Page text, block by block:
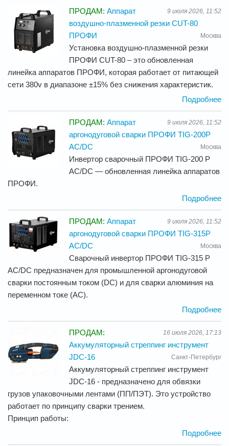
9 июля 2026, 11:52
ПРОДАМ: Аппарат
воздушно-плазменной резки CUT-80
ПРОФИ
Москва
Установка воздушно-плазменной резки
ПРОФИ CUT-80 – это обновленная
линейка аппаратов ПРОФИ, которая работает от питающей
сети 380v в диапазоне ±15% без снижения характеристик.
Подробнее
9 июля 2026, 11:52
ПРОДАМ: Аппарат
аргонодуговой сварки ПРОФИ TIG-200P
AC/DC
Москва
Инвертор сварочный ПРОФИ TIG-200 P
AC/DС — обновленная линейка аппаратов
ПРОФИ.
Подробнее
9 июля 2026, 11:52
ПРОДАМ: Аппарат
аргонодуговой сварки ПРОФИ TIG-315P
AC/DC
Москва
Сварочный инвертор ПРОФИ TIG-315 P
AC/DC предназначен для промышленной аргонодуговой
сварки постоянным током (DC) и для сварки алюминия на
переменном токе (AC).
Подробнее
16 июля 2026, 17:13
ПРОДАМ:
Аккумуляторный стреппинг инструмент
JDC-16
Санкт-Петербург
Аккумуляторный стреппинг инструмент
JDC-16 - предназначено для обвязки
грузов упаковочными лентами (ПП/ПЭТ). Это устройство
работает по принципу сварки трением.
Принцип работы:
Подробнее